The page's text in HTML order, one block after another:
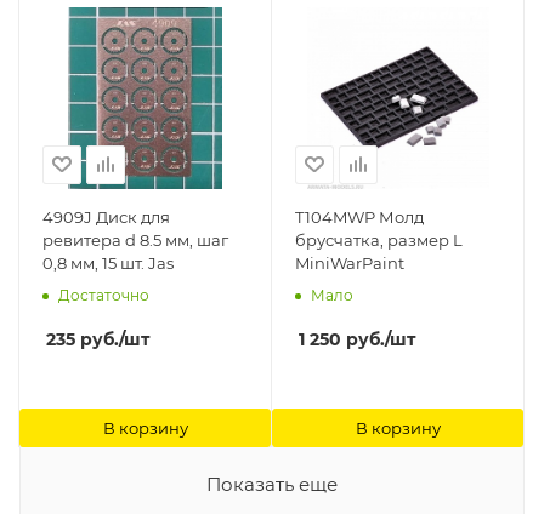
4909J Диск для
ревитера d 8.5 мм, шаг
0,8 мм, 15 шт. Jas
Достаточно
235 руб./шт
В корзину
T104MWP Молд
брусчатка, размер L
MiniWarPaint
Мало
1 250 руб./шт
В корзину
Показать еще